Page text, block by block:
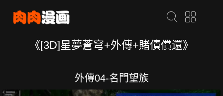
《[3D]星夢蒼穹+外傳+賭債償還》
外傳04-名門望族